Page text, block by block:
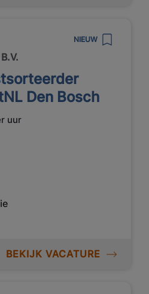
NIEUW
Den Bosch
uur
BEKIJK VACATURE